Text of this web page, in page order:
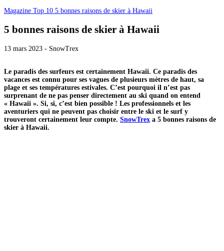
Magazine Top 10 5 bonnes raisons de skier à Hawaii
5 bonnes raisons de skier à Hawaii
13 mars 2023 - SnowTrex
Le paradis des surfeurs est certainement Hawaii. Ce paradis des
vacances est connu pour ses vagues de plusieurs mètres de haut, sa
plage et ses températures estivales. C’est pourquoi il n’est pas
surprenant de ne pas penser directement au ski quand on entend
« Hawaii ». Si, si, c’est bien possible ! Les professionnels et les
aventuriers qui ne peuvent pas choisir entre le ski et le surf y
trouveront certainement leur compte. SnowTrex a 5 bonnes raisons de
skier à Hawaii.